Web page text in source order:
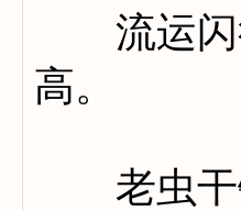
流运闪
高。
老虫干